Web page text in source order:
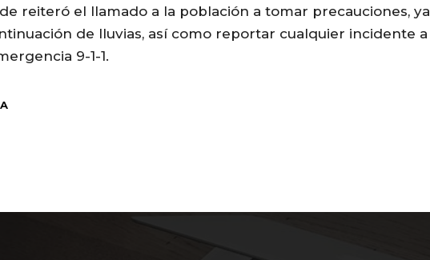
reiteró el llamado a la población a tomar precauciones, ya
de lluvias, así como reportar cualquier incidente a
9-1-1.